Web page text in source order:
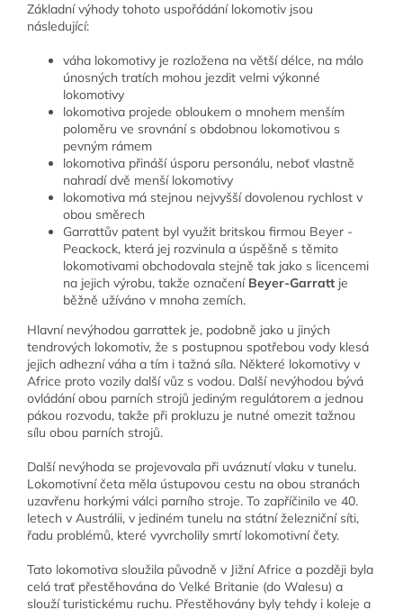
Základní výhody tohoto uspořádání lokomotiv jsou
následující:
váha lokomotivy je rozložena na větší délce, na málo
únosných tratích mohou jezdit velmi výkonné
lokomotivy
lokomotiva projede obloukem o mnohem menším
poloměru ve srovnání s obdobnou lokomotivou s
pevným rámem
lokomotiva přináší úsporu personálu, neboť vlastně
nahradí dvě menší lokomotivy
lokomotiva má stejnou nejvyšší dovolenou rychlost v
obou směrech
Garrattův patent byl využit britskou firmou Beyer -
Peackock, která jej rozvinula a úspěšně s těmito
lokomotivami obchodovala stejně tak jako s licencemi
na jejich výrobu, takže označení Beyer-Garratt je
běžně užíváno v mnoha zemích.
Hlavní nevýhodou garrattek je, podobně jako u jiných
tendrových lokomotiv, že s postupnou spotřebou vody klesá
jejich adhezní váha a tím i tažná síla. Některé lokomotivy v
Africe proto vozily další vůz s vodou. Další nevýhodou bývá
ovládání obou parních strojů jediným regulátorem a jednou
pákou rozvodu, takže při prokluzu je nutné omezit tažnou
sílu obou parních strojů.
Další nevýhoda se projevovala při uváznutí vlaku v tunelu.
Lokomotivní četa měla ústupovou cestu na obou stranách
uzavřenu horkými válci parního stroje. To zapříčinilo ve 40.
letech v Austrálii, v jediném tunelu na státní železniční síti,
řadu problémů, které vyvrcholily smrtí lokomotivní čety.
Tato lokomotiva sloužila původně v Jižní Africe a později byla
celá trať přestěhována do Velké Britanie (do Walesu) a
slouží turistickému ruchu. Přestěhovány byly tehdy i koleje a